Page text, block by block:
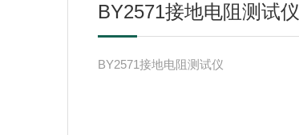
BY2571接地电阻测试仪
BY2571接地电阻测试仪